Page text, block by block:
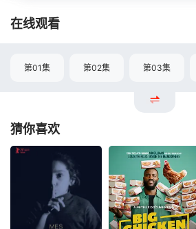
在线观看
第01集 第02集 第03集
猜你喜欢